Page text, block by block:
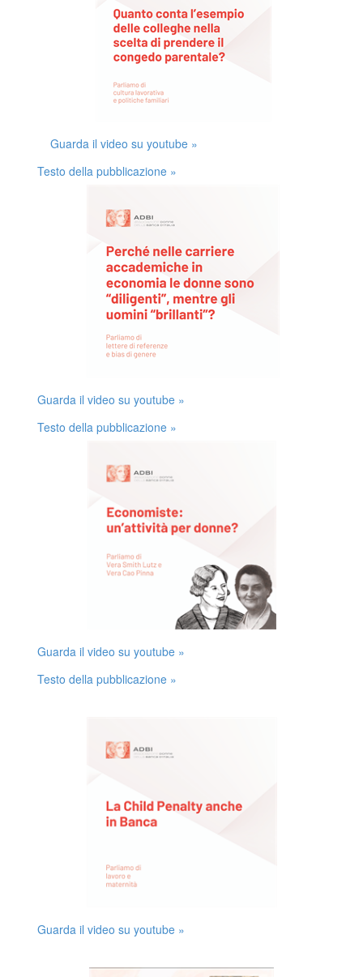
Guarda il video su youtube »
Testo della pubblicazione »
Guarda il video su youtube »
Testo della pubblicazione »
Guarda il video su youtube »
Testo della pubblicazione »
Guarda il video su youtube »